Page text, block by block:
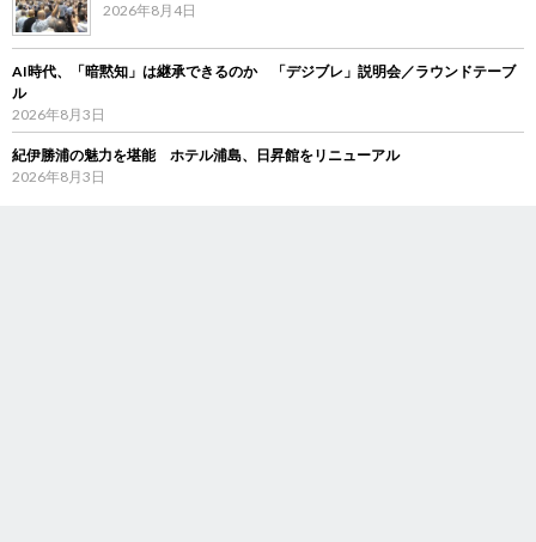
2026年8月4日
AI時代、「暗黙知」は継承できるのか 「デジブレ」説明会／ラウンドテーブ
ル
2026年8月3日
紀伊勝浦の魅力を堪能 ホテル浦島、日昇館をリニューアル
2026年8月3日